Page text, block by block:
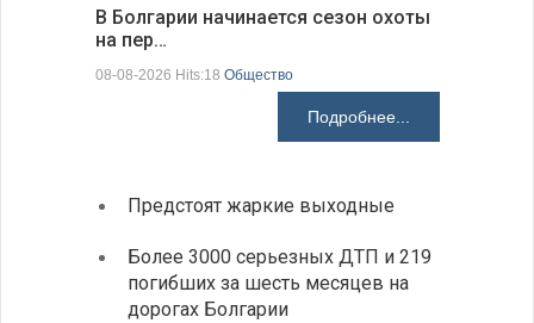
В Болгарии начинается сезон охоты
на пер…
08-08-2026 Hits:18 Общество
Подробнее...
Предстоят жаркие выходные
Более 3000 серьезных ДТП и 219
погибших за шесть месяцев на
дорогах Болгарии